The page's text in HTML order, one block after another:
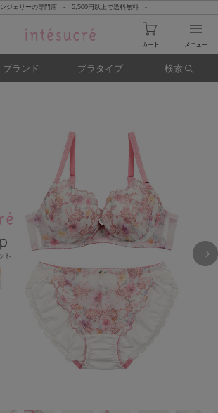
ンジェリーの専門店 - 5,500円以上で送料無料 -
ブランド ブラタイプ 検索